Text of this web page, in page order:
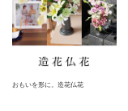
おもいを形に。造花仏花